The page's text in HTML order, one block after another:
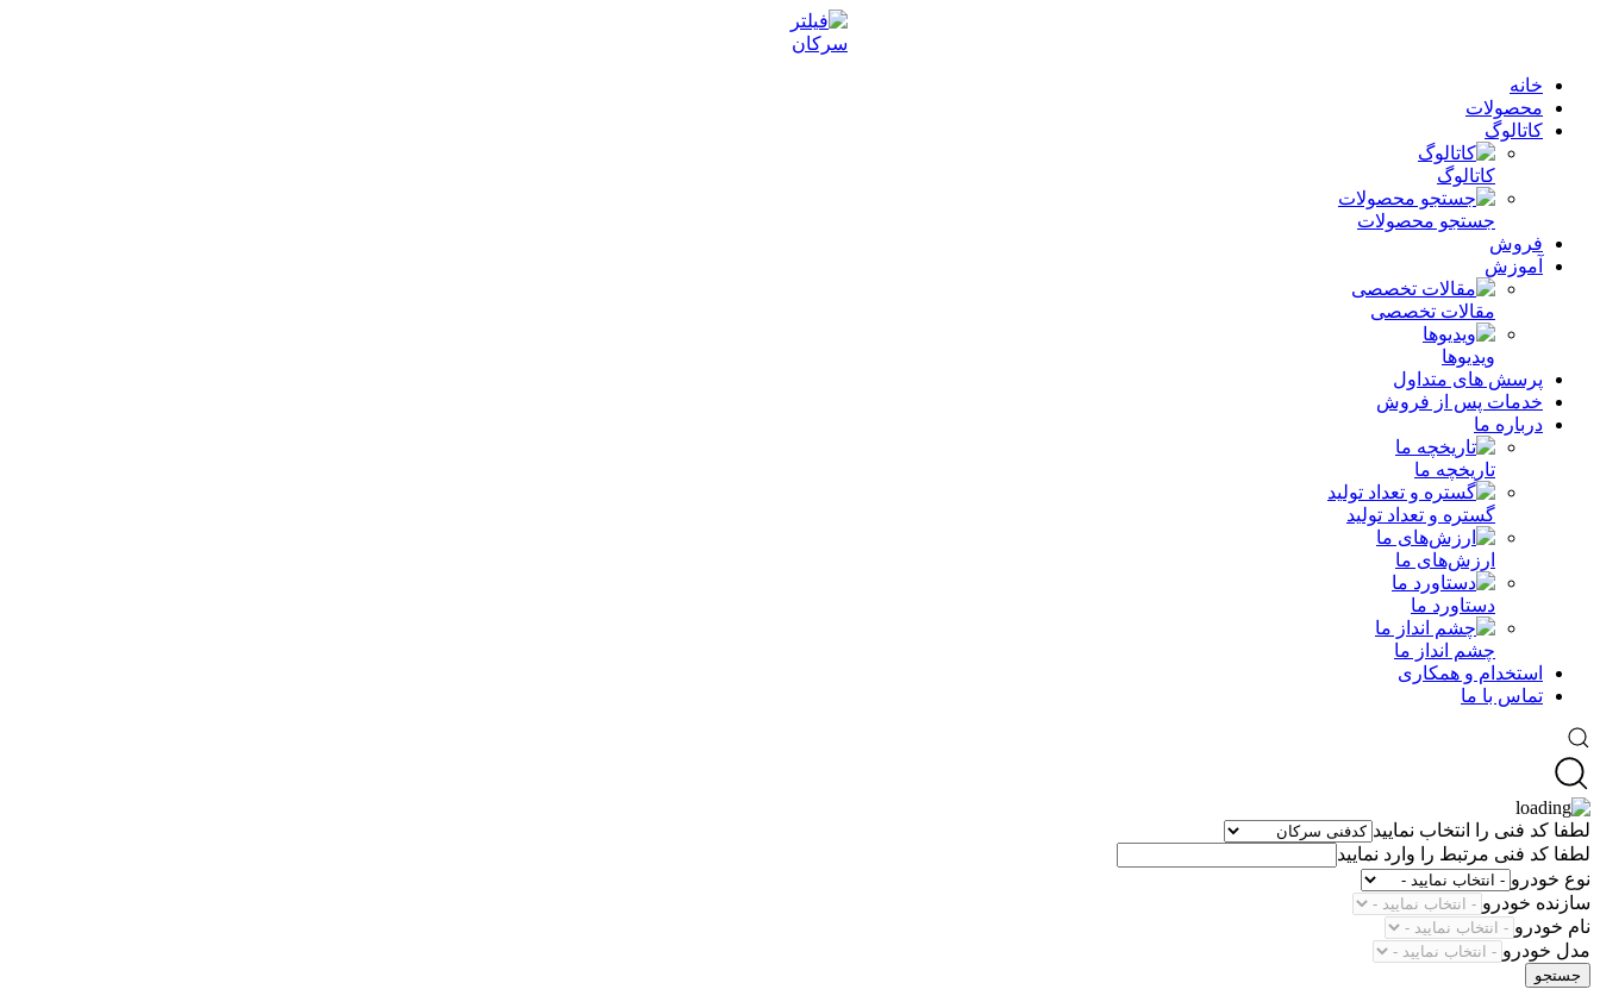
خانه
محصولات
کاتالوگ
کاتالوگ
جستجو محصولات
فروش
آموزش
مقالات تخصصی
ویدیوها
پرسش های متداول
خدمات پس از فروش
درباره ما
تاریخچه ما
گستره و تعداد تولید
ارزش‌های ما
دستاورد ما
چشم انداز ما
استخدام و همکاری
تماس با ما
لطفا کد فنی را انتخاب نمایید
لطفا کد فنی مرتبط را وارد نمایید
نوع خودرو
سازنده خودرو
نام خودرو
مدل خودرو
جستجو